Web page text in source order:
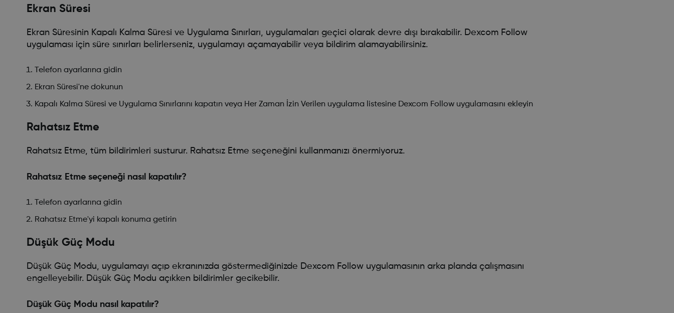
Ekran Süresi
Ekran Süresinin Kapalı Kalma Süresi ve Uygulama Sınırları, uygulamaları geçici olarak devre dışı bırakabilir. Dexcom Follow
uygulaması için süre sınırları belirlerseniz, uygulamayı açamayabilir veya bildirim alamayabilirsiniz.
Telefon ayarlarına gidin
Ekran Süresi'ne dokunun
Kapalı Kalma Süresi ve Uygulama Sınırlarını kapatın veya Her Zaman İzin Verilen uygulama listesine Dexcom Follow uygulamasını ekleyin
Rahatsız Etme
Rahatsız Etme, tüm bildirimleri susturur. Rahatsız Etme seçeneğini kullanmanızı önermiyoruz.
Rahatsız Etme seçeneği nasıl kapatılır?
Telefon ayarlarına gidin
Rahatsız Etme'yi kapalı konuma getirin
Düşük Güç Modu
Düşük Güç Modu, uygulamayı açıp ekranınızda göstermediğinizde Dexcom Follow uygulamasının arka planda çalışmasını
engelleyebilir. Düşük Güç Modu açıkken bildirimler gecikebilir.
Düşük Güç Modu nasıl kapatılır?